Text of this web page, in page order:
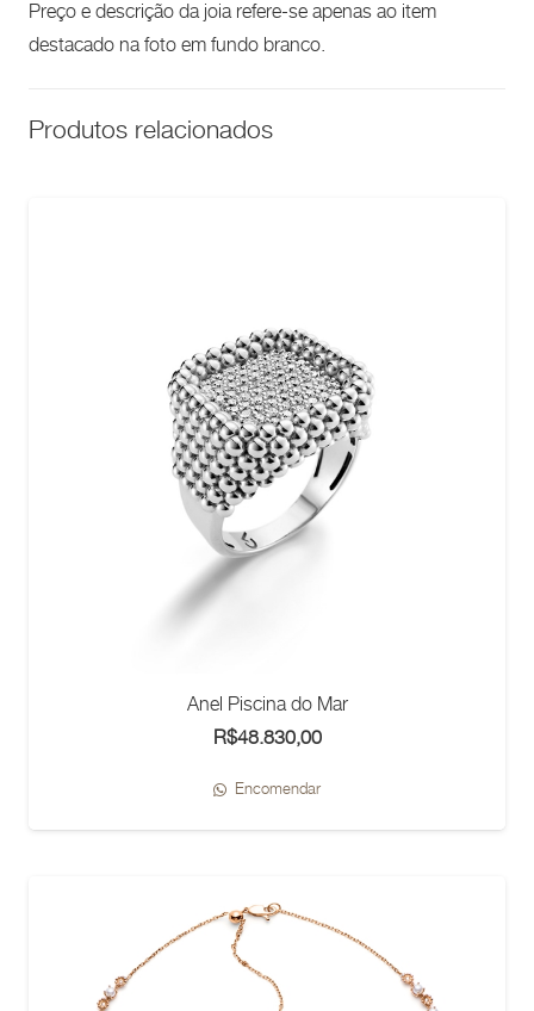
Preço e descrição da joia refere-se apenas ao item
destacado na foto em fundo branco.
Produtos relacionados
Anel Piscina do Mar
R$48.830,00
Encomendar